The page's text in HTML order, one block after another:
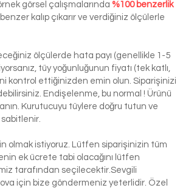
görsel çalışmalarında %100 benzerlik
kalıp çıkarır ve verdiğiniz ölçülerle
ölçülerde hata payı (genellikle 1-5
tüy yoğunluğunun fiyatı (tek katlı,
kontrol ettiğinizden emin olun. Siparişinizi
Endişelenme, bu normal ! Ürünü
Kurutucuyu tüylere doğru tutun ve
sabitlenir.
olmak istiyoruz. Lütfen siparişinizin tüm
ek ücrete tabi olacağını lütfen
tarafından seçilecektir.Sevgili
için bize göndermeniz yeterlidir. Özel